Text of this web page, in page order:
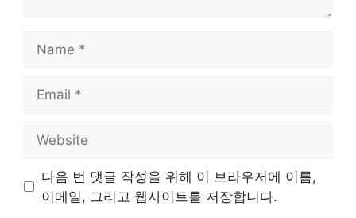
다음 번 댓글 작성을 위해 이 브라우저에 이름,
이메일, 그리고 웹사이트를 저장합니다.